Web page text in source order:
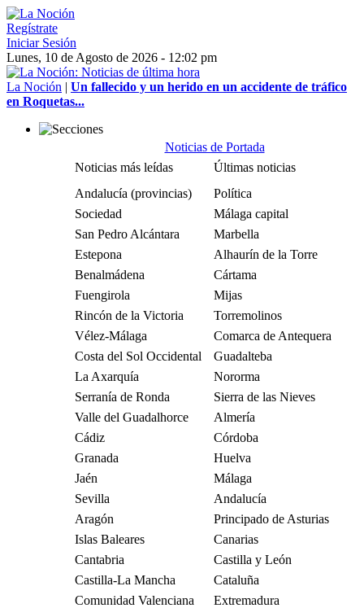
Regístrate
Iniciar Sesión
Lunes, 10 de Agosto de 2026 - 12:02 pm
La Noción | Un fallecido y un herido en un accidente de tráfico
en Roquetas...
Noticias de Portada
Noticias más leídas
Últimas noticias
Andalucía (provincias)
Política
Sociedad
Málaga capital
San Pedro Alcántara
Marbella
Estepona
Alhaurín de la Torre
Benalmádena
Cártama
Fuengirola
Mijas
Rincón de la Victoria
Torremolinos
Vélez-Málaga
Comarca de Antequera
Costa del Sol Occidental
Guadalteba
La Axarquía
Nororma
Serranía de Ronda
Sierra de las Nieves
Valle del Guadalhorce
Almería
Cádiz
Córdoba
Granada
Huelva
Jaén
Málaga
Sevilla
Andalucía
Aragón
Principado de Asturias
Islas Baleares
Canarias
Cantabria
Castilla y León
Castilla-La Mancha
Cataluña
Comunidad Valenciana
Extremadura